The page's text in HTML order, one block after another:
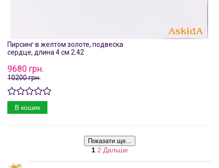
Пирсинг в желтом золоте, подвеска
сердце, длина 4 см 2.42
9680 грн.
10200 грн.
В кошик
Показати ще...
1 2 Дальше